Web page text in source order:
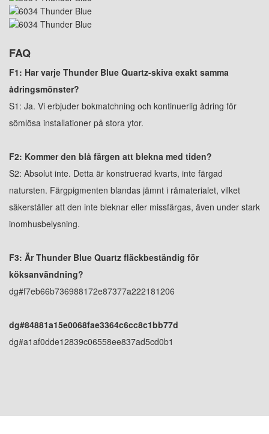
FAQ
F1: Har varje Thunder Blue Quartz-skiva exakt samma
ådringsmönster?
S1: Ja. Vi erbjuder bokmatchning och kontinuerlig ådring för
sömlösa installationer på stora ytor.
F2: Kommer den blå färgen att blekna med tiden?
S2: Absolut inte. Detta är konstruerad kvarts, inte färgad
natursten. Färgpigmenten blandas jämnt i råmaterialet, vilket
säkerställer att den inte bleknar eller missfärgas, även under stark
inomhusbelysning.
F3: Är Thunder Blue Quartz fläckbeständig för
köksanvändning?
dg#f7eb66b736988172e87377a222181206
dg#84881a15e0068fae3364c6cc8c1bb77d
dg#a1af0dde12839c06558ee837ad5cd0b1